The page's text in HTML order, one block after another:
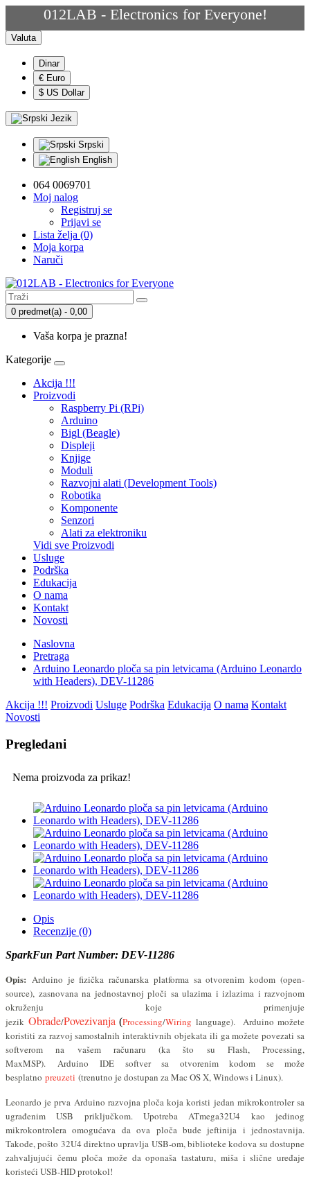
012LAB - Electronics for Everyone!
Valuta
Dinar
€ Euro
$ US Dollar
Jezik
Srpski
English
064 0069701
Moj nalog
Registruj se
Prijavi se
Lista želja (0)
Moja korpa
Naruči
0 predmet(a) - 0,00
Vaša korpa je prazna!
Kategorije
Akcija !!!
Proizvodi
Raspberry Pi (RPi)
Arduino
Bigl (Beagle)
Displеji
Knjige
Moduli
Razvojni alati (Development Tools)
Robotika
Komponente
Senzori
Alati za elektroniku
Vidi sve Proizvodi
Usluge
Podrška
Edukacija
O nama
Kontakt
Novosti
Naslovna
Pretraga
Arduino Leonardo ploča sa pin letvicama (Arduino Leonardo
with Headers), DEV-11286
Akcija !!! Proizvodi Usluge Podrška Edukacija O nama Kontakt
Novosti
Pregledani
Nema proizvoda za prikaz!
Opis
Recenzije (0)
SparkFun Part Number: DEV-11286
Opis: Arduino je fizička računarska platforma sa otvorenim kodom (open-
source), zasnovana na jednostavnoj ploči sa ulazima i izlazima i razvojnom
okruženju koje primenjuje
jezik Obrade/Povezivanja(Processing/Wiring language).
Arduino možete
koristiti za razvoj samostalnih interaktivnih objekata ili ga možete povezati sa
softverom na vašem računaru (ka što su Flash, Processing,
MaxMSP). Arduino IDE softver sa otvorenim kodom se može
besplatno preuzeti (trenutno je dostupan za Mac OS X, Windows i Linux).
Leonardo je prva Arduino razvojna ploča koja koristi jedan mikrokontroler sa
ugrađenim USB priključkom. Upotreba ATmega32U4 kao jedinog
mikrokontrolera omogućava da ova ploča bude jeftinija i jednostavnija.
Takođe, pošto 32U4 direktno upravlja USB-om, biblioteke kodova su dostupne
zahvaljujući čemu ploča može da oponaša tastaturu, miša i slične uređaje
koristeći USB-HID protokol!